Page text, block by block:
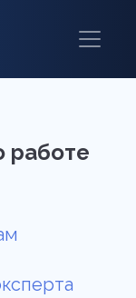
работе